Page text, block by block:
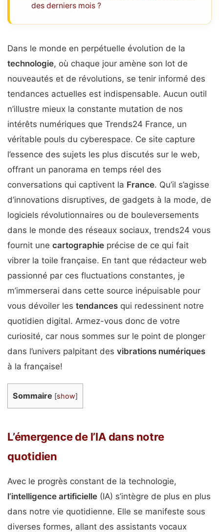
des derniers mois ?
Dans le monde en perpétuelle évolution de la
technologie, où chaque jour amène son lot de
nouveautés et de révolutions, se tenir informé des
tendances actuelles est indispensable. Aucun outil
n’illustre mieux la constante mutation de nos
intérêts numériques que Trends24 France, un
véritable pouls du cyberespace. Ce site capture
l’essence des sujets les plus discutés sur le web,
offrant un panorama en temps réel des
conversations qui captivent la France. Qu’il s’agisse
d’innovations disruptives, de gadgets à la mode, de
logiciels révolutionnaires ou de bouleversements
dans le monde des réseaux sociaux, trends24 vous
fournit une cartographie précise de ce qui fait
vibrer la toile française. En tant que rédacteur web
passionné par ces fluctuations constantes, je
m’immerserai dans cette source inépuisable pour
vous dévoiler les tendances qui redessinent notre
quotidien digital. Armez-vous donc de votre
curiosité, car nous sommes sur le point de plonger
dans l’univers palpitant des vibrations numériques
à la française!
Sommaire [show]
L’émergence de l’IA dans notre
quotidien
Avec le progrès constant de la technologie,
l’intelligence artificielle (IA) s’intègre de plus en plus
dans notre vie quotidienne. Elle se manifeste sous
diverses formes, allant des assistants vocaux